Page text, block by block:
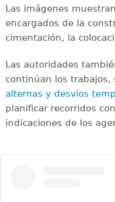
Las imágenes
encargados de la
cimentación, la
Las autoridades
continúan los
alternas y desvíos
planificar recorridos
indicaciones de los